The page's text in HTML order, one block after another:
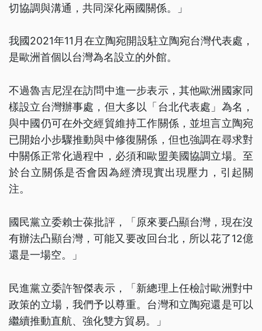
切協調與溝通，共同深化兩國關係。」
我國2021年11月在立陶宛開設駐立陶宛台灣代表處，
是歐洲首個以台灣為名設立的外館。
不過魯吉尼涅在訪問中進一步表示，其他歐洲國家同
樣設立台灣辦事處，但大多以「台北代表處」為名，
與中國仍可在外交經貿維持工作關係，並坦言立陶宛
已開始小步驟推動與中修復關係，但也強調在尋求對
中關係正常化過程中，必須和歐盟美國協調立場。至
於台立關係是否會因為經濟現實出現壓力，引起關
注。
國民黨立委賴士葆批評，「原來要凸顯台灣，現在沒
有辦法凸顯台灣，可能又要改回台北，所以花了12億
還是一場空。」
民進黨立委許智傑表示，「新總理上任檢討歐洲對中
政策的立場，我們予以尊重。台灣和立陶宛還是可以
繼續推動直航、強化雙方貿易。」